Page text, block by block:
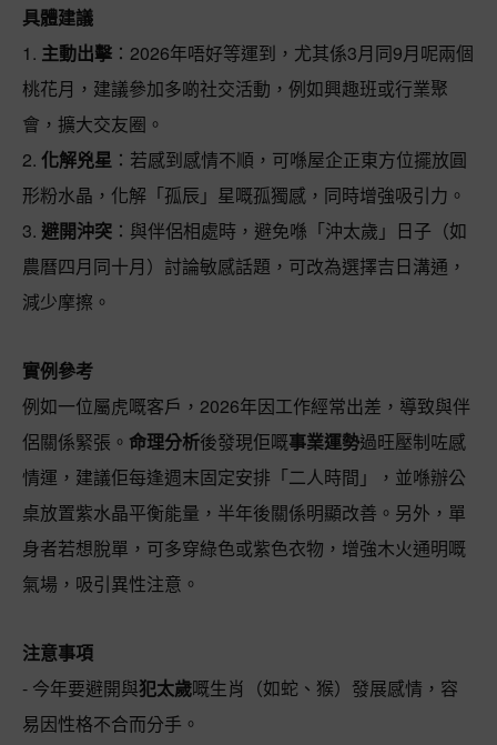
具體建議
1. 主動出擊 ：2026年唔好等運到，尤其係3月同9月呢兩個
桃花月，建議參加多啲社交活動，例如興趣班或行業聚
會，擴大交友圈。
2. 化解兇星 ：若感到感情不順，可喺屋企正東方位擺放圓
形粉水晶，化解「孤辰」星嘅孤獨感，同時增強吸引力。
3. 避開沖突 ：與伴侶相處時，避免喺「沖太歲」日子（如
農曆四月同十月）討論敏感話題，可改為選擇吉日溝通，
減少摩擦。
實例參考
例如一位屬虎嘅客戶，2026年因工作經常出差，導致與伴
侶關係緊張。 命理分析後發現佢嘅事業運勢過旺壓制咗感
情運，建議佢每逢週末固定安排「二人時間」，並喺辦公
桌放置紫水晶平衡能量，半年後關係明顯改善。另外，單
身者若想脫單，可多穿綠色或紫色衣物，增強木火通明嘅
氣場，吸引異性注意。
注意事項
- 今年要避開與犯太歲嘅生肖（如蛇、猴）發展感情，容
易因性格不合而分手。